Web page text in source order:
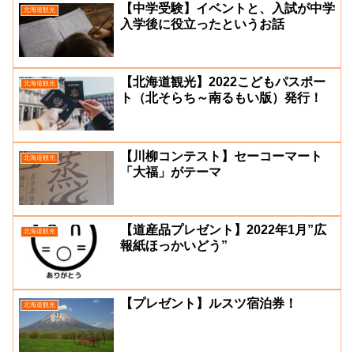
北海道観光
【中学受験】イベントと、入試が中学
入学後に役立ったというお話
北海道観光
【北海道観光】2022こどもパスポー
ト（北そらち～南るもい版）発行！
北海道観光
【川柳コンテスト】セーコーマート
「大福」がテーマ
北海道観光
【道産品プレゼント】2022年1月”広
報紙ほっかいどう”
北海道観光 【プレゼント】ルスツ宿泊券！